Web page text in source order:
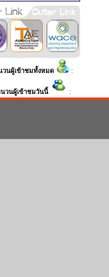
นผู้เข้าชมทั้งหมด :
นผู้เข้าชมวันนี้ :